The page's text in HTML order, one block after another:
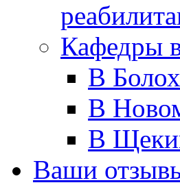
Кафедры
В
В
В
Ваши